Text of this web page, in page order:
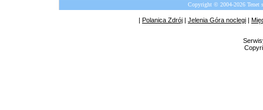
Copyright © 2004-2026
| Polanica Zdrój | Jelenia Góra noclegi |